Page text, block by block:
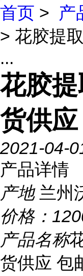
首页 > 产
> 花胶提
...
花胶
货供
2021-04-
产品详情
产地 兰州
价格：
产品名称
货供应 包